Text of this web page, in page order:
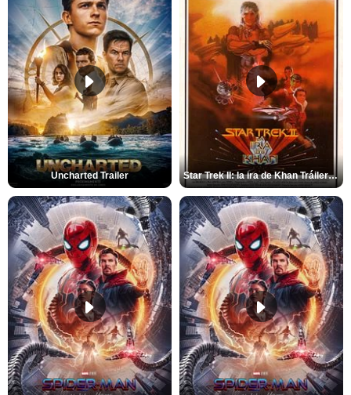
Uncharted Trailer Star Trek II: la ira de Khan Tráiler VO